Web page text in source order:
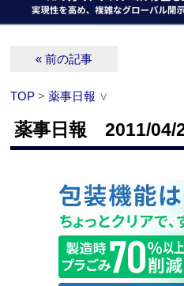
« 前の記事
TOP >薬事日報 ∨
薬事日報 2011/04/